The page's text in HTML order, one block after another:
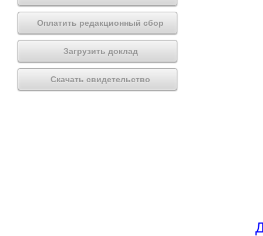
Оплатить редакционный сбор
Загрузить доклад
Скачать свидетельство